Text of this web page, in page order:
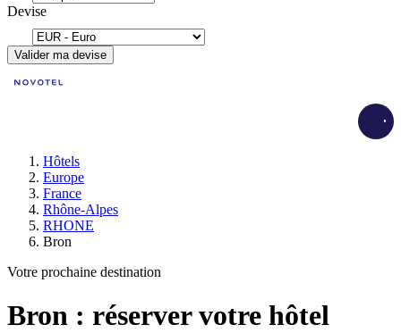
Devise
Valider ma devise
Hôtels
Europe
France
Rhône-Alpes
RHONE
Bron
Votre prochaine destination
Bron : réserver votre hôtel